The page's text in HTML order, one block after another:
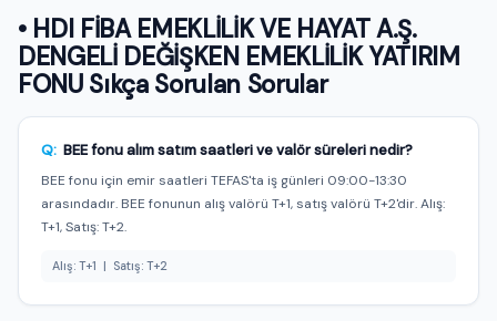
• HDI FİBA EMEKLİLİK VE HAYAT A.Ş.
DENGELİ DEĞİŞKEN EMEKLİLİK YATIRIM
FONU Sıkça Sorulan Sorular
Q: BEE fonu alım satım saatleri ve valör süreleri nedir?
BEE fonu için emir saatleri TEFAS'ta iş günleri 09:00-13:30
arasındadır. BEE fonunun alış valörü T+1, satış valörü T+2'dir. Alış:
T+1, Satış: T+2.
Alış: T+1 | Satış: T+2